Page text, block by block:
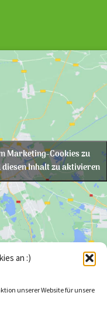
an :)
unserer Website für unsere
Marketing-Cookies zu
Inhalt zu aktivieren